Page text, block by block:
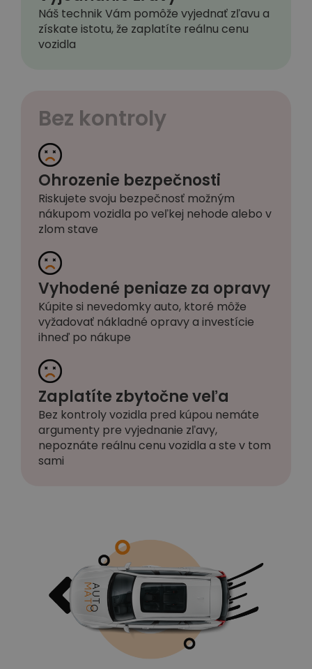
Náš technik Vám pomôže vyjednať zľavu a
získate istotu, že zaplatíte reálnu cenu
vozidla
Bez kontroly
Ohrozenie bezpečnosti
Riskujete svoju bezpečnosť možným
nákupom vozidla po veľkej nehode alebo v
zlom stave
Vyhodené peniaze za opravy
Kúpite si nevedomky auto, ktoré môže
vyžadovať nákladné opravy a investície
ihneď po nákupe
Zaplatíte zbytočne veľa
Bez kontroly vozidla pred kúpou nemáte
argumenty pre vyjednanie zľavy,
nepoznáte reálnu cenu vozidla a ste v tom
sami